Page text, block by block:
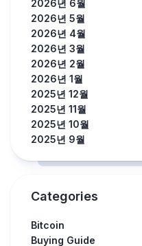
2026년 6월
2026년 5월
2026년 4월
2026년 3월
2026년 2월
2026년 1월
2025년 12월
2025년 11월
2025년 10월
2025년 9월
Categories
Bitcoin
Buying Guide